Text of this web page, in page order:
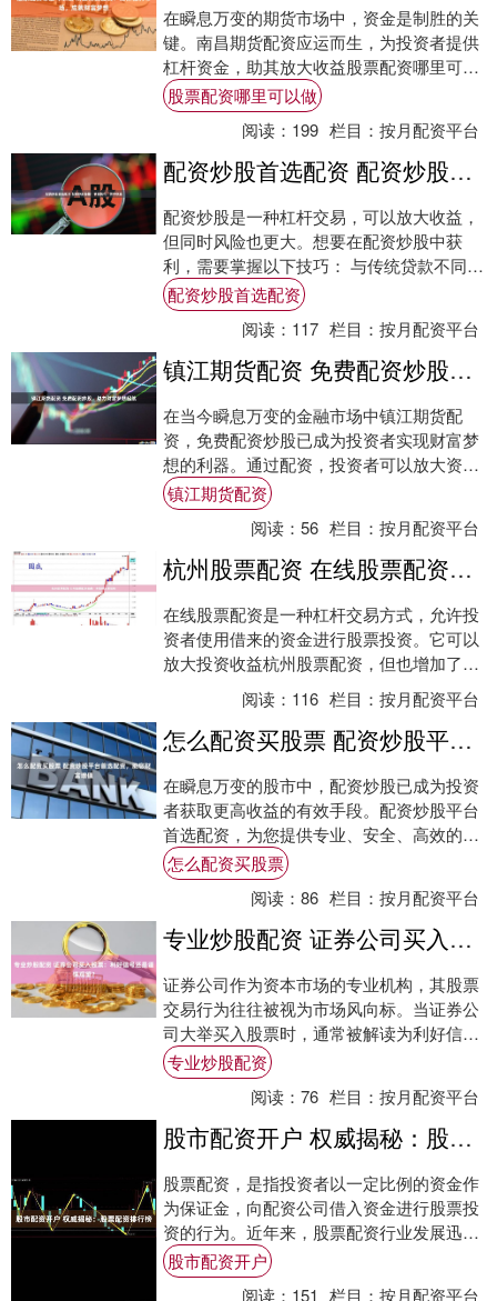
在瞬息万变的期货市场中，资金是制胜的关
键。南昌期货配资应运而生，为投资者提供
杠杆资金，助其放大收益股票配资哪里可以
做，驰骋市场。 * **放大收益：**配资可
以....
股票配资哪里可以做
阅读： 199 栏目：按月配资平台
配资炒股首选配资 配资炒股秘籍：掌握技巧，放大收益
配资炒股是一种杠杆交易，可以放大收益，
但同时风险也更大。想要在配资炒股中获
利，需要掌握以下技巧： 与传统贷款不同，
免费股票配资无需支付利息。您只需支付经
纪人的交....
配资炒股首选配资
阅读： 117 栏目：按月配资平台
镇江期货配资 免费配资炒股，助力财富梦想起航
在当今瞬息万变的金融市场中镇江期货配
资，免费配资炒股已成为投资者实现财富梦
想的利器。通过配资，投资者可以放大资金
杠杆，以小博大，抓住市场机遇，创造可观
的收益。 ....
镇江期货配资
阅读：56 栏目：按月配资平台
杭州股票配资 在线股票配资指南：助你投资更轻松
在线股票配资是一种杠杆交易方式，允许投
资者使用借来的资金进行股票投资。它可以
放大投资收益杭州股票配资，但也增加了风
险。以下是使用在线股票配资的指南： 与传
阅读： 116 栏目：按月配资平台
怎么配资买股票 配资炒股平台首选配资，助您财富增值
在瞬息万变的股市中，配资炒股已成为投资
者获取更高收益的有效手段。配资炒股平台
首选配资，为您提供专业、安全、高效的配
资服务，助您财富增值。 * **放大投资本
金：....
怎么配资买股票
阅读：86 栏目：按月配资平台
专业炒股配资 证券公司买入股票：利好信号还是谨慎观望？
证券公司作为资本市场的专业机构，其股票
交易行为往往被视为市场风向标。当证券公
司大举买入股票时，通常被解读为利好信
号，表明机构投资者看好后市。 使用在线配
资非常简....
专业炒股配资
阅读：76 栏目：按月配资平台
股市配资开户 权威揭秘：股票配资排行榜
股票配资，是指投资者以一定比例的资金作
为保证金，向配资公司借入资金进行股票投
资的行为。近年来，股票配资行业发展迅
速，涌现出众多配资公司。 股票配资最大的
优势在于....
股市配资开户
阅读： 151 栏目：按月配资平台